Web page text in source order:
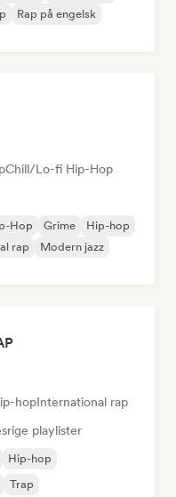
Rap på engelsk
Chill/Lo-fi Hip-Hop
Hop Grime
Hip-hop
rap
Modern jazz
hopInternational rap
playlister
Hip-hop
Trap